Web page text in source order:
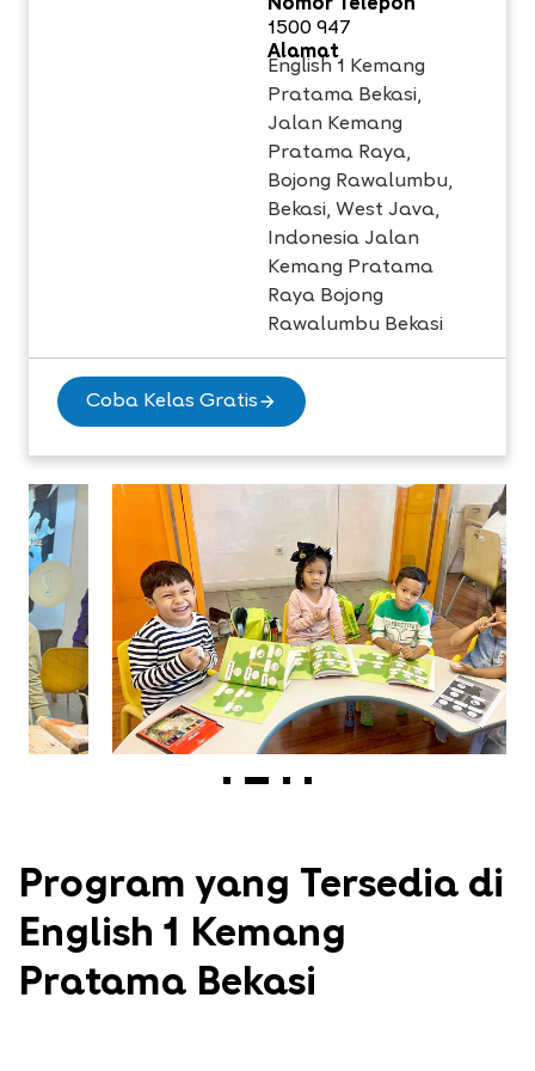
Nomor Telepon
1500 947
Alamat
English 1 Kemang
Pratama Bekasi,
Jalan Kemang
Pratama Raya,
Bojong Rawalumbu,
Bekasi, West Java,
Indonesia Jalan
Kemang Pratama
Raya Bojong
Rawalumbu Bekasi
Coba Kelas Gratis
Program yang Tersedia di
English 1 Kemang
Pratama Bekasi